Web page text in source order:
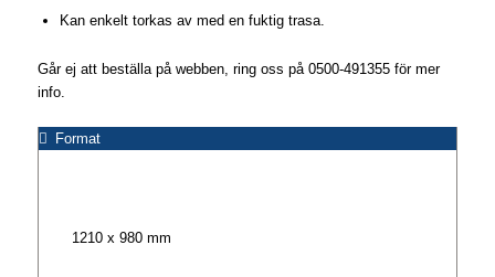
Kan enkelt torkas av med en fuktig trasa.
Går ej att beställa på webben, ring oss på 0500-491355 för mer
info.
Format
1210 x 980 mm